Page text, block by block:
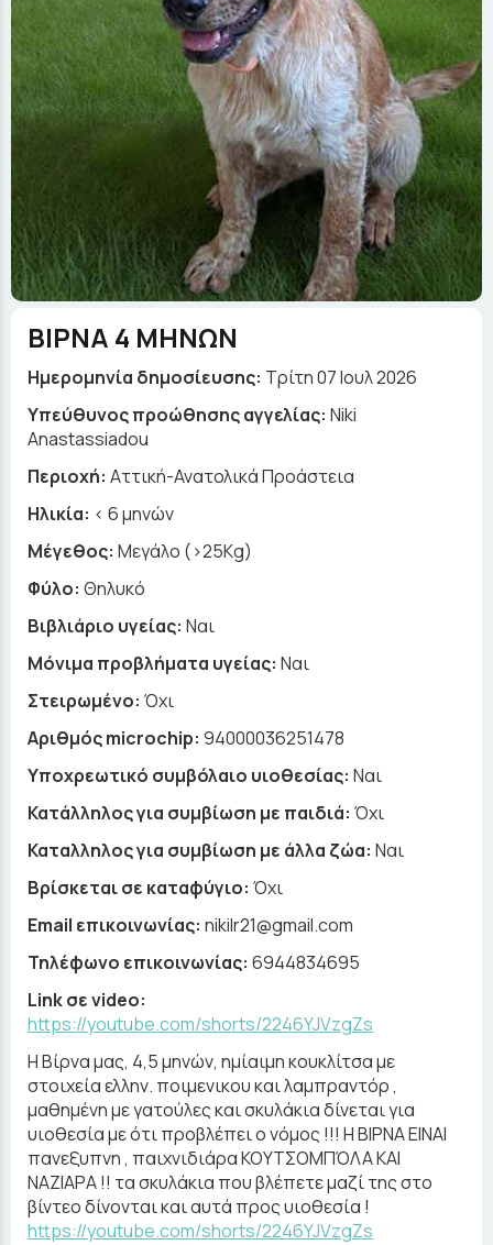
ΒΙΡΝΑ 4 ΜΗΝΩΝ
Ημερομηνία δημοσίευσης: Τρίτη 07 Ιουλ 2026
Yπεύθυνος προώθησης αγγελίας: Niki
Anastassiadou
Περιοχή: Αττική-Ανατολικά Προάστεια
Ηλικία: < 6 μηνών
Μέγεθος: Μεγάλο (>25Kg)
Φύλο: Θηλυκό
Βιβλιάριο υγείας: Ναι
Μόνιμα προβλήματα υγείας: Ναι
Στειρωμένο: Όχι
Αριθμός microchip: 94000036251478
Υποχρεωτικό συμβόλαιο υιοθεσίας: Ναι
Κατάλληλος για συμβίωση με παιδιά: Όχι
Καταλληλος για συμβίωση με άλλα ζώα: Ναι
Βρίσκεται σε καταφύγιο: Όχι
Email επικοινωνίας: nikilr21@gmail.com
Τηλέφωνο επικοινωνίας: 6944834695
Link σε video:
https://youtube.com/shorts/2246YJVzgZs
Η Βίρνα μας, 4,5 μηνών, ημίαιμη κουκλίτσα με
στοιχεία ελλην. ποιμενικου και λαμπραντόρ ,
μαθημένη με γατούλες και σκυλάκια δίνεται για
υιοθεσία με ότι προβλέπει ο νόμος !!! Η ΒΙΡΝΑ ΕΙΝΑΙ
πανεξυπνη , παιχνιδιάρα ΚΟΥΤΣΟΜΠΌΛΑ ΚΑΙ
ΝΑΖΙΑΡΑ !! τα σκυλάκια που βλέπετε μαζί της στο
βίντεο δίνονται και αυτά προς υιοθεσία !
https://youtube.com/shorts/2246YJVzgZs